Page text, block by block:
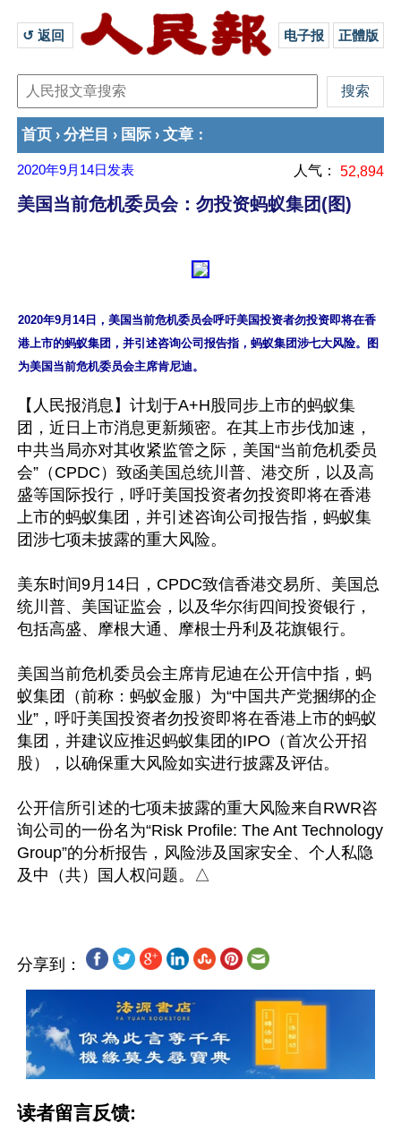
↺ 返回 电子报 正體版
首页 › 分栏目 › 国际 › 文章 ：
2020年9月14日 发表 人气： 52,894
美国当前危机委员会：勿投资蚂蚁集团(图)
2020年9月14日，美国当前危机委员会呼吁美国投资者勿投资即将在香
港上市的蚂蚁集团，并引述咨询公司报告指，蚂蚁集团涉七大风险。图
【人民报消息】计划于A+H股同步上市的蚂蚁集
团，近日上市消息更新频密。在其上市步伐加速，
中共当局亦对其收紧监管之际，美国“当前危机委员
会”（CPDC）致函美国总统川普、港交所，以及高
盛等国际投行，呼吁美国投资者勿投资即将在香港
上市的蚂蚁集团，并引述咨询公司报告指，蚂蚁集
团涉七项未披露的重大风险。
美东时间9月14日，CPDC致信香港交易所、美国总
统川普、美国证监会，以及华尔街四间投资银行，
包括高盛、摩根大通、摩根士丹利及花旗银行。
美国当前危机委员会主席肯尼迪在公开信中指，蚂
蚁集团（前称：蚂蚁金服）为“中国共产党捆绑的企
业”，呼吁美国投资者勿投资即将在香港上市的蚂蚁
集团，并建议应推迟蚂蚁集团的IPO（首次公开招
股），以确保重大风险如实进行披露及评估。
公开信所引述的七项未披露的重大风险来自RWR咨
询公司的一份名为“Risk Profile: The Ant Technology
Group”的分析报告，风险涉及国家安全、个人私隐
分享到：
读者留言反馈: